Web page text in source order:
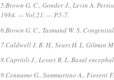
5.Brown G. C., Gonder J., Levin A.
1984. — Vol.21. — P.5-7.
6.Brown G. C., Tasmand W. S.
7.Caldwell J. B. H., Sears H. L.
8.Caprioli J., Lesser R. L. Basal
9.Cennamo G., Sammartino A.,